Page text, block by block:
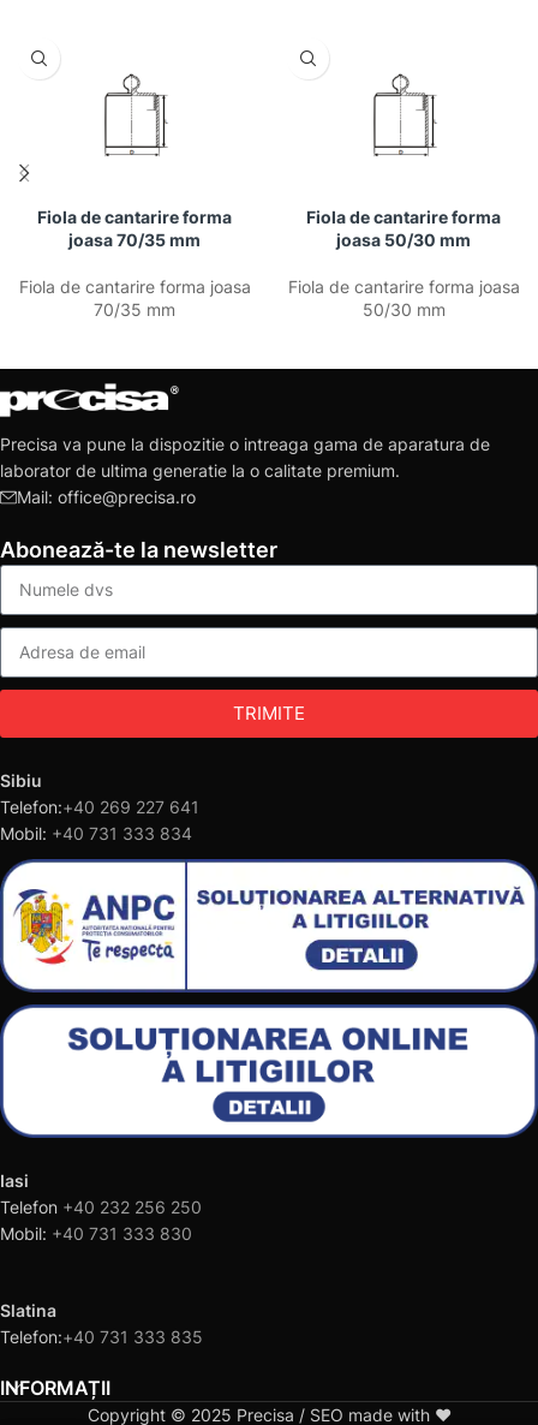
Fiola de cantarire forma
joasa 70/35 mm
Fiola de cantarire forma joasa
70/35 mm
Fiola de cantarire forma
joasa 50/30 mm
Fiola de cantarire forma joasa
50/30 mm
Precisa va pune la dispozitie o intreaga gama de aparatura de
laborator de ultima generatie la o calitate premium.
Mail: office@precisa.ro
Abonează-te la newsletter
TRIMITE
Sibiu
Telefon:+40 269 227 641
Mobil: +40 731 333 834
Iasi
Telefon +40 232 256 250
Mobil: +40 731 333 830
Slatina
Telefon:+40 731 333 835
INFORMAȚII
Copyright © 2025 Precisa / SEO made with ❤️